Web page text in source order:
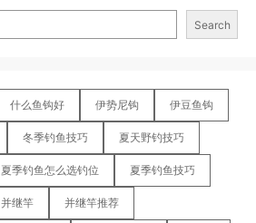
Search
什么鱼钩好 伊势尼钩 伊豆鱼钩
冬季钓鱼技巧 夏天野钓技巧
夏季钓鱼怎么选钓位 夏季钓鱼技巧
并继竿 并继竿推荐